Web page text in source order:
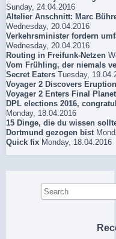
Sunday, 24.04.2016
Altelier Anschnitt: Marc
Wednesday, 20.04.2016
Verkehrsminister fordern
Wednesday, 20.04.2016
Routing in Freifunk-Netzen
Vom Frühling, der niemals
Secret Eaters Tuesday,
Voyager 2 Discovers
Voyager 2 Enters Final
DPL elections 2016,
Monday, 18.04.2016
15 Dinge, die du wissen
Dortmund gezogen bist
Quick fix Monday, 18.04.2016
Search
for: